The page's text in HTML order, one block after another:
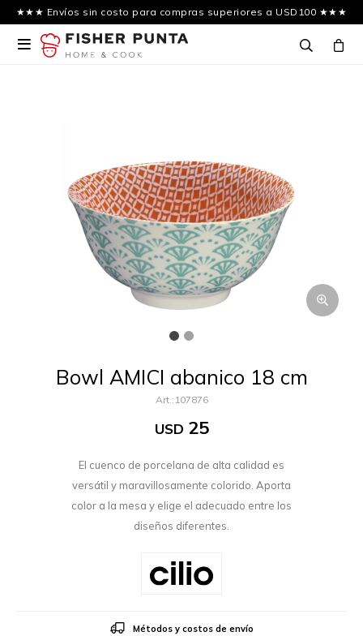
★★★ Envíos sin costo para compras superiores a USD100 ★★★

Bowl AMICI abanico 18 cm
107876
USD 25
El cuenco de porcelana de alta calidad es
versátil y maravillosamente colorido. Aporta
color a la mesa y elige el adecuado entre los
diseños diferentes.
Métodos y costos de envío